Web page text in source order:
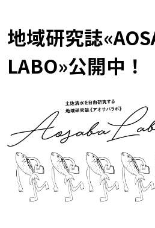
地域研究誌
LABO»公開中！